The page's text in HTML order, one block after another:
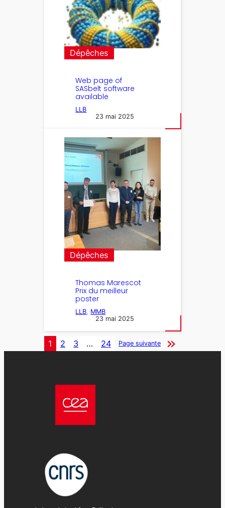
Dépêches
Web page of
SASbelt software
available
LLB
23 mai 2025
Dépêches
Thomas Marescot
Prix du meilleur
poster
LLB MMB
23 mai 2025
1 2 3 … 24 Page suivante